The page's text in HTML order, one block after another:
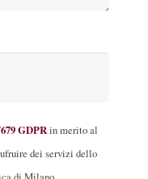
GDPRin merito al
dei servizi dello